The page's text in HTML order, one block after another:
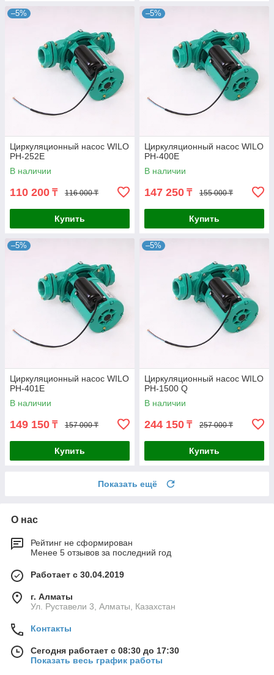
–5%
Циркуляционный насос WILO
PH-252E
В наличии
110 200 ₸ 116 000 ₸
Купить
–5%
Циркуляционный насос WILO
PH-400E
В наличии
147 250 ₸ 155 000 ₸
Купить
–5%
Циркуляционный насос WILO
PH-401E
В наличии
149 150 ₸ 157 000 ₸
Купить
–5%
Циркуляционный насос WILO
PH-1500 Q
В наличии
244 150 ₸ 257 000 ₸
Купить
Показать ещё
О нас
Рейтинг не сформирован
Менее 5 отзывов за последний год
Работает с 30.04.2019
г. Алматы
Ул. Руставели 3, Алматы, Казахстан
Контакты
Сегодня работает с 08:30 до 17:30
Показать весь график работы